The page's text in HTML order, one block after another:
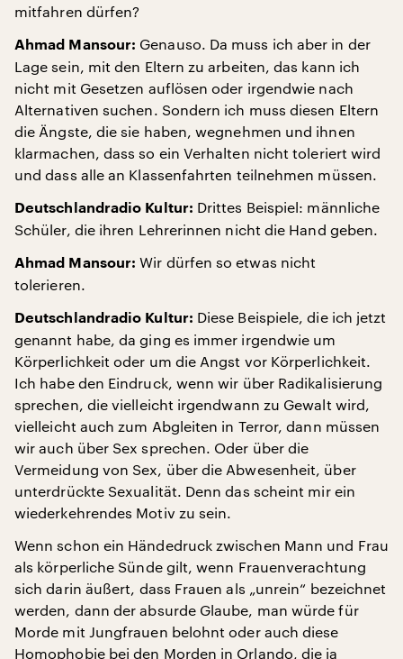
mitfahren dürfen?
Ahmad Mansour: Genauso. Da muss ich aber in der
Lage sein, mit den Eltern zu arbeiten, das kann ich
nicht mit Gesetzen auflösen oder irgendwie nach
Alternativen suchen. Sondern ich muss diesen Eltern
die Ängste, die sie haben, wegnehmen und ihnen
klarmachen, dass so ein Verhalten nicht toleriert wird
und dass alle an Klassenfahrten teilnehmen müssen.
Deutschlandradio Kultur: Drittes Beispiel: männliche
Schüler, die ihren Lehrerinnen nicht die Hand geben.
Ahmad Mansour: Wir dürfen so etwas nicht
tolerieren.
Deutschlandradio Kultur: Diese Beispiele, die ich jetzt
genannt habe, da ging es immer irgendwie um
Körperlichkeit oder um die Angst vor Körperlichkeit.
Ich habe den Eindruck, wenn wir über Radikalisierung
sprechen, die vielleicht irgendwann zu Gewalt wird,
vielleicht auch zum Abgleiten in Terror, dann müssen
wir auch über Sex sprechen. Oder über die
Vermeidung von Sex, über die Abwesenheit, über
unterdrückte Sexualität. Denn das scheint mir ein
wiederkehrendes Motiv zu sein.
Wenn schon ein Händedruck zwischen Mann und Frau
als körperliche Sünde gilt, wenn Frauenverachtung
sich darin äußert, dass Frauen als „unrein“ bezeichnet
werden, dann der absurde Glaube, man würde für
Morde mit Jungfrauen belohnt oder auch diese
Homophobie bei den Morden in Orlando, die ja